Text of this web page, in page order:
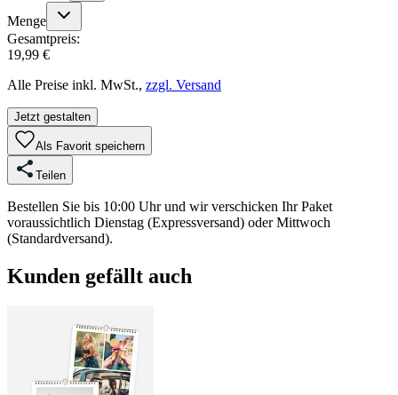
Menge
Gesamtpreis:
19,99 €
Alle Preise inkl. MwSt., zzgl. Versand
Jetzt gestalten
Als Favorit speichern
Teilen
Bestellen Sie bis 10:00 Uhr und wir verschicken Ihr Paket
voraussichtlich Dienstag (Expressversand) oder Mittwoch
(Standardversand).
Kunden gefällt auch